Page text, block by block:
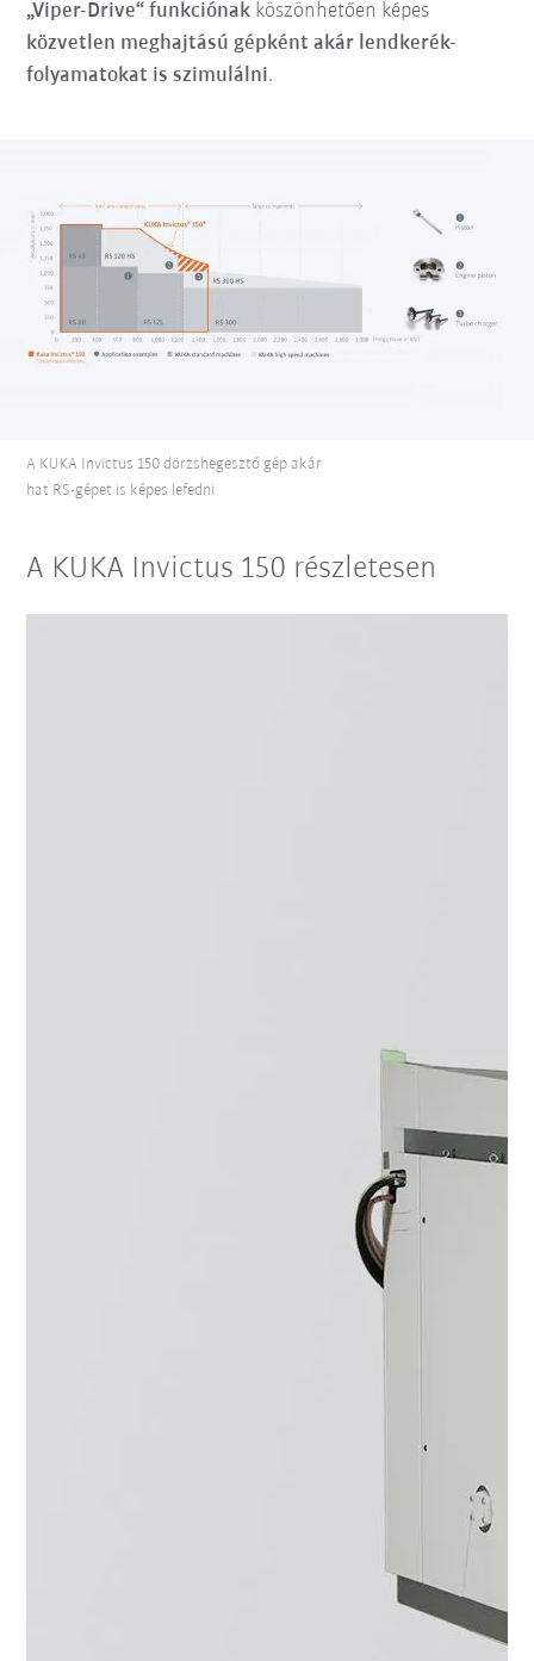
„Viper-Drive“ funkciónak köszönhetően képes
közvetlen meghajtású gépként akár lendkerék-
folyamatokat is szimulálni.
A KUKA Invictus 150 dörzshegesztő gép akár
hat RS-gépet is képes lefedni
A KUKA Invictus 150 részletesen